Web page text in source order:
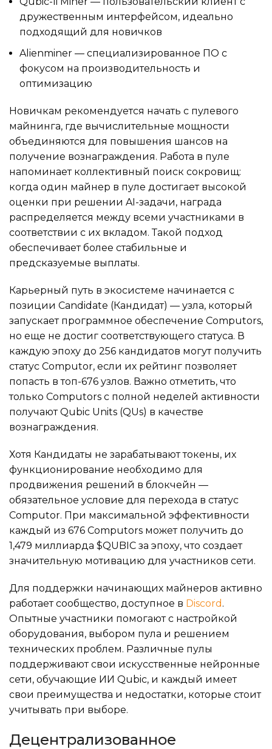
дружественным интерфейсом, идеально
подходящий для новичков
Alienminer — специализированное ПО с
фокусом на производительность и
оптимизацию
Новичкам рекомендуется начать с пулевого
майнинга, где вычислительные мощности
объединяются для повышения шансов на
получение вознаграждения. Работа в пуле
напоминает коллективный поиск сокровищ:
когда один майнер в пуле достигает высокой
оценки при решении AI-задачи, награда
распределяется между всеми участниками в
соответствии с их вкладом. Такой подход
обеспечивает более стабильные и
предсказуемые выплаты.
Карьерный путь в экосистеме начинается с
позиции Candidate (Кандидат) — узла, который
запускает программное обеспечение Computors,
но еще не достиг соответствующего статуса. В
каждую эпоху до 256 кандидатов могут получить
статус Computor, если их рейтинг позволяет
попасть в топ-676 узлов. Важно отметить, что
только Computors с полной неделей активности
получают Qubic Units (QUs) в качестве
вознаграждения.
Хотя Кандидаты не зарабатывают токены, их
функционирование необходимо для
продвижения решений в блокчейн —
обязательное условие для перехода в статус
Computor. При максимальной эффективности
каждый из 676 Computors может получить до
1,479 миллиарда $QUBIC за эпоху, что создает
значительную мотивацию для участников сети.
Для поддержки начинающих майнеров активно
работает сообщество, доступное в Discord .
Опытные участники помогают с настройкой
оборудования, выбором пула и решением
технических проблем. Различные пулы
поддерживают свои искусственные нейронные
сети, обучающие ИИ Qubic, и каждый имеет
свои преимущества и недостатки, которые стоит
учитывать при выборе.
Децентрализованное